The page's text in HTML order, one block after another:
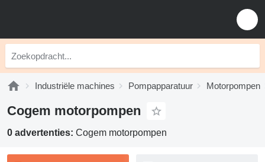
Industriële machines Pompapparatuur Motorpompen
Cogem motorpompen
0 advertenties: Cogem motorpompen